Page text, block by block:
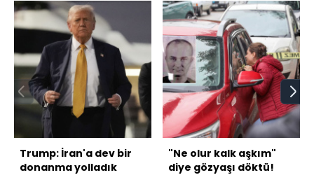
Trump: İran'a dev bir
donanma yolladık
"Ne olur kalk aşkım"
diye gözyaşı döktü!